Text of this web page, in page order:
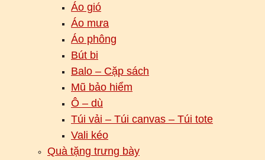
Áo gió
Áo mưa
Áo phông
Bút bi
Balo – Cặp sách
Mũ bảo hiểm
Ô – dù
Túi vải – Túi canvas – Túi tote
Vali kéo
Quà tặng trưng bày